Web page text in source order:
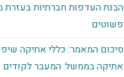
הבנת העדפות חברתיות בעזרת
פשוטים
סיכום המאמר: כללי אתיקה
אתיקה בממשל: המעבר לקודים